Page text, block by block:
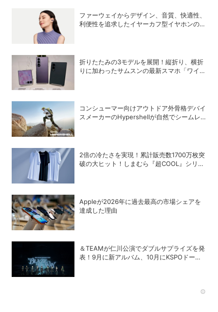
ファーウェイからデザイン、音質、快適性、
利便性を追求したイヤーカフ型イヤホンのフ
折りたたみの3モデルを展開！縦折り、横折
りに加わったサムスンの最新スマホ「ワイド
コンシューマー向けアウトドア外骨格デバイ
スメーカーのHypershellが自然でシームレ
2倍の冷たさを実現！累計販売数1700万枚突
破の大ヒット！しまむら『超COOL』シリー
Appleが2026年に過去最⾼の市場シェアを
達成した理由
＆TEAMが仁川公演でダブルサプライズを発
表！9月に新アルバム、10月にKSPOドーム